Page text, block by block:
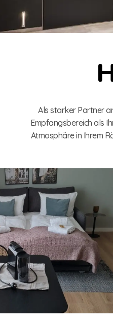
Als starker Partner
Empfangsbereich als
Atmosphäre in Ihrem